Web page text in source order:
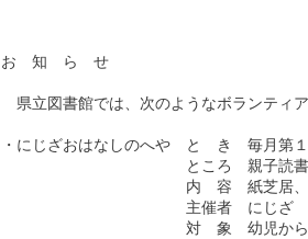
お　知　ら　せ
県立図書館では、次のようなボランティ
・にじざおはなしのへや　と　き　毎月第
ところ　親子読書コ
内　容　紙芝居、絵本の読み
主催者　にじざ
対　象　幼児から小学